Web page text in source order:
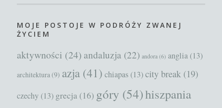
MOJE POSTOJE W PODRÓŻY ZWANEJ
ŻYCIEM
aktywności (24) andaluzja (22) andora (6) anglia (13)
architektura (9) azja (41) chiapas (13) city break (19)
czechy (13) grecja (16) góry (54)hiszpania